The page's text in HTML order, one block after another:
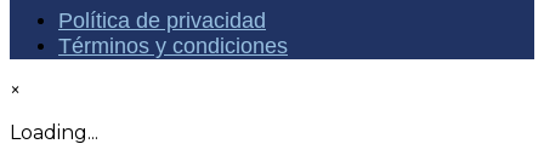
Política de privacidad
Términos y condiciones
×
Loading...